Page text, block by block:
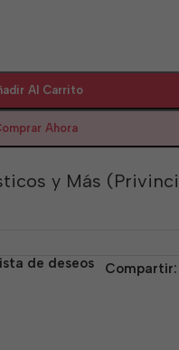
Al Carrito
Ahora
y Más
de deseos Compartir: